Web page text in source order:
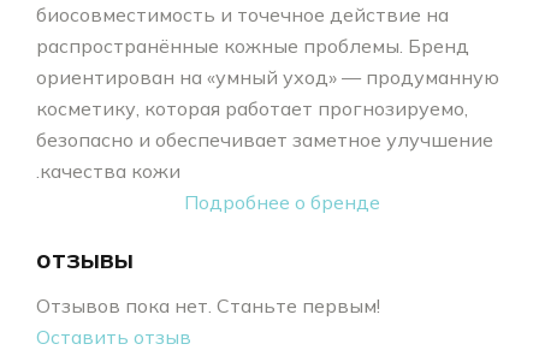
биосовместимость и точечное действие на
распространённые кожные проблемы. Бренд
ориентирован на «умный уход» — продуманную
косметику, которая работает прогнозируемо,
безопасно и обеспечивает заметное улучшение
качества кожи.
Подробнее о бренде
отзывы
Отзывов пока нет. Станьте первым!
Оставить отзыв